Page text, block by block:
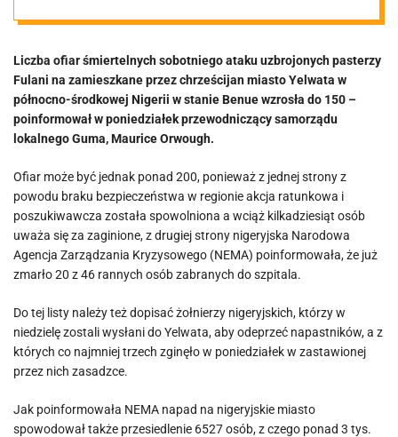
kilkadziesiąt
ofiar
śmiertelnych
Liczba ofiar śmiertelnych sobotniego ataku uzbrojonych pasterzy
Fulani na zamieszkane przez chrześcijan miasto Yelwata w
północno-środkowej Nigerii w stanie Benue wzrosła do 150 –
poinformował w poniedziałek przewodniczący samorządu
lokalnego Guma, Maurice Orwough.
Ofiar może być jednak ponad 200, ponieważ z jednej strony z
powodu braku bezpieczeństwa w regionie akcja ratunkowa i
poszukiwawcza została spowolniona a wciąż kilkadziesiąt osób
uważa się za zaginione, z drugiej strony nigeryjska Narodowa
Agencja Zarządzania Kryzysowego (NEMA) poinformowała, że już
zmarło 20 z 46 rannych osób zabranych do szpitala.
Do tej listy należy też dopisać żołnierzy nigeryjskich, którzy w
niedzielę zostali wysłani do Yelwata, aby odeprzeć napastników, a z
których co najmniej trzech zginęło w poniedziałek w zastawionej
przez nich zasadzce.
Jak poinformowała NEMA napad na nigeryjskie miasto
spowodował także przesiedlenie 6527 osób, z czego ponad 3 tys.